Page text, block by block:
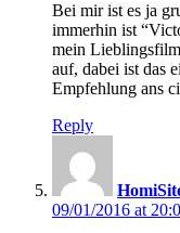
Bei mir ist es ja
immerhin ist
mein
auf, dabei ist das
Empfehlung ans
Reply
09/01/2016 at